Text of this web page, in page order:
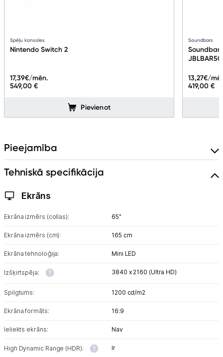
Spēļu konsoles
Nintendo Switch 2
549,00 €
17,39€/mēn.
Pievienot
Soundbars
Soundbar
419,00 €
13,27€/
Pieejamība
Tehniskā specifikācija
Ekrāns
Ekrāna izmērs (collas): 65"
Ekrāna izmērs (cm): 165 cm
Ekrāna tehnoloģija: Mini LED
Izšķirtspēja: 3840 x 2160 (Ultra HD)
Spilgtums: 1200 cd/m2
Ekrāna formāts: 16:9
Ieliekts ekrāns: Nav
High Dynamic Range (HDR): Ir